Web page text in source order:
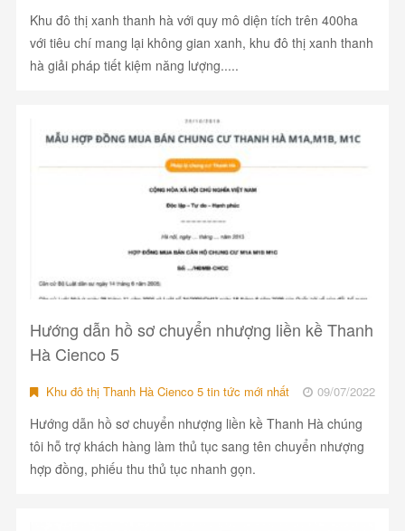
Khu đô thị xanh thanh hà với quy mô diện tích trên 400ha
với tiêu chí mang lại không gian xanh, khu đô thị xanh thanh
hà giải pháp tiết kiệm năng lượng.....
Hướng dẫn hồ sơ chuyển nhượng liền kề Thanh
Hà Cienco 5
Khu đô thị Thanh Hà Cienco 5 tin tức mới nhất 09/07/2022
Hướng dẫn hồ sơ chuyển nhượng liền kề Thanh Hà chúng
tôi hỗ trợ khách hàng làm thủ tục sang tên chuyển nhượng
hợp đồng, phiếu thu thủ tục nhanh gọn.